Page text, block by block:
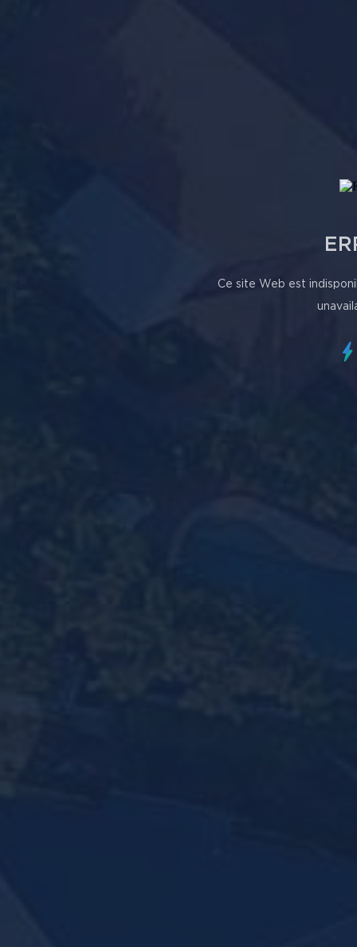
Ce site Web est